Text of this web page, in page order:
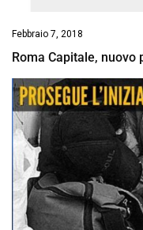
Febbraio 7, 2018
Roma Capitale,